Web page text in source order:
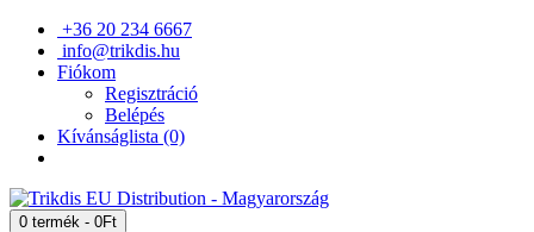
+36 20 234 6667
info@trikdis.hu
Fiókom
Regisztráció
Belépés
Kívánságlista (0)
0 termék - 0Ft